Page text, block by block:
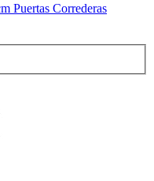
Puertas Correderas